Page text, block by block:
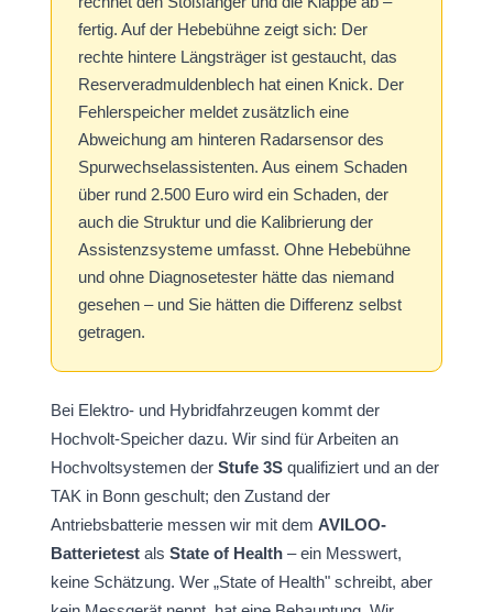
fertig. Auf der Hebebühne zeigt sich: Der
rechte hintere Längsträger ist gestaucht, das
Reserveradmuldenblech hat einen Knick. Der
Fehlerspeicher meldet zusätzlich eine
Abweichung am hinteren Radarsensor des
Spurwechselassistenten. Aus einem Schaden
über rund 2.500 Euro wird ein Schaden, der
auch die Struktur und die Kalibrierung der
Assistenzsysteme umfasst. Ohne Hebebühne
und ohne Diagnosetester hätte das niemand
gesehen – und Sie hätten die Differenz selbst
getragen.
Bei Elektro- und Hybridfahrzeugen kommt der
Hochvolt-Speicher dazu. Wir sind für Arbeiten an
Hochvoltsystemen der Stufe 3Squalifiziert und an der
TAK in Bonn geschult; den Zustand der
Antriebsbatterie messen wir mit dem AVILOO-
Batterietestals State of Health– ein Messwert,
keine Schätzung. Wer „State of Health" schreibt, aber